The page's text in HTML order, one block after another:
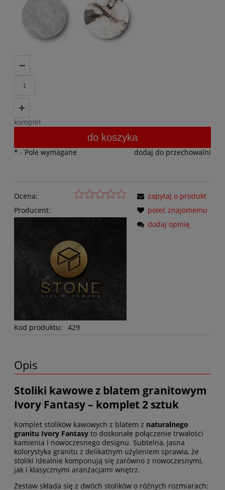
komplet
do koszyka
dodaj do przechowalni
* - Pole wymagane
Ocena:
Producent:
Kod produktu: 429
zapytaj o produkt
poleć znajomemu
dodaj opinię
Opis
Stoliki kawowe z blatem granitowym
Ivory Fantasy – komplet 2 sztuk
Komplet stolików kawowych z blatem z naturalnego
granitu Ivory Fantasy to doskonałe połączenie trwałości
kamienia i nowoczesnego designu. Subtelna, jasna
kolorystyka granitu z delikatnym użyleniem sprawia, że
stoliki idealnie komponują się zarówno z nowoczesnymi,
jak i klasycznymi aranżacjami wnętrz.
Zestaw składa się z dwóch stolików o różnych rozmiarach: